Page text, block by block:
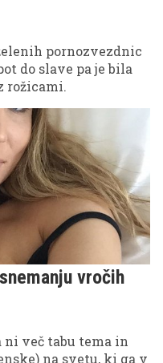
pornozvezdnic
do slave pa je bila
rožicami.
vročih
več tabu tema in
na svetu, ki ga v